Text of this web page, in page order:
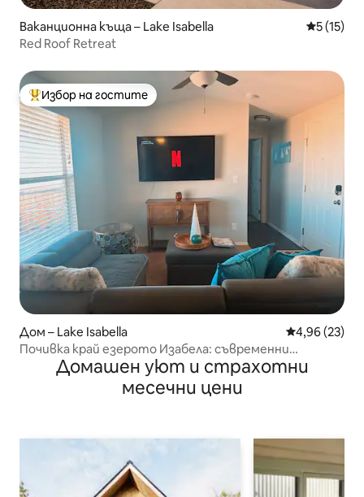
Ваканционна къща – Lake Isabella Средна
5 (15)
Red Roof Retreat
Най-популярен избор на гостите
Избор на гостите
Дом – Lake Isabella Средна
4,96 (23)
Почивка край езерото Изабела: съвременни
удобстваДомашен уют и страхотни
месечни цени